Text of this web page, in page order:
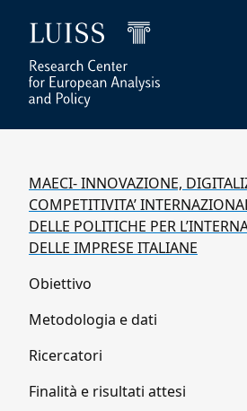
MAECI- INNOVAZIONE,
COMPETITIVITA’
DELLE POLITICHE PER
DELLE IMPRESE ITALIANE
Obiettivo
Metodologia e dati
Ricercatori
Finalità e risultati attesi